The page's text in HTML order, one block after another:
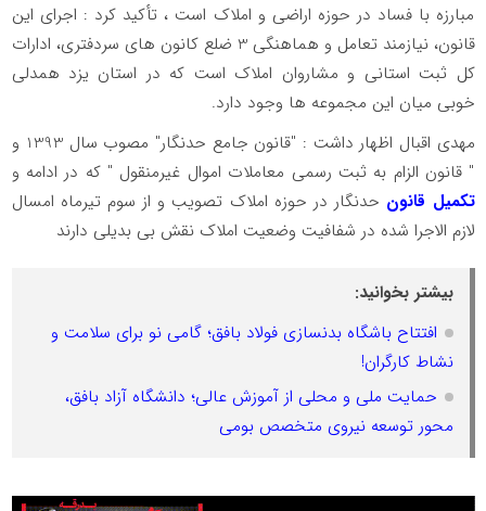
مبارزه با فساد در حوزه اراضی و املاک است ، تأکید کرد : اجرای این
قانون، نیازمند تعامل و هماهنگی 3 ضلع کانون های سردفتری، ادارات
کل ثبت استانی و مشاروان املاک است که در استان یزد همدلی
خوبی میان این مجموعه ها وجود دارد.
مهدی اقبال اظهار داشت : "قانون جامع حدنگار" مصوب سال 1393 و
" قانون الزام به ثبت رسمی معاملات اموال غیرمنقول " که در ادامه و
تکمیل قانون حدنگار در حوزه املاک تصویب و از سوم تیرماه امسال
لازم الاجرا شده در شفافیت وضعیت املاک نقش بی بدیلی دارند
بیشتر بخوانید:
افتتاح باشگاه بدنسازی فولاد بافق؛ گامی نو برای سلامت و
نشاط کارگران!
حمایت ملی و محلی از آموزش عالی؛ دانشگاه آزاد بافق،
محور توسعه نیروی متخصص بومی